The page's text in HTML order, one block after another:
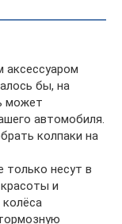
бы, на
может
автомобиля.
колпаки на
только несут в
и